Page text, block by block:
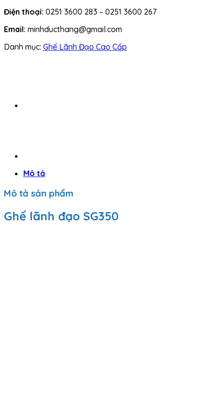
Điện thoại: 0251 3600 283 – 0251 3600 267
Email: minhducthang@gmail.com
Danh mục: Ghế Lãnh Đạo Cao Cấp
Mô tả
Mô tả sản phẩm
Ghế lãnh đạo SG350